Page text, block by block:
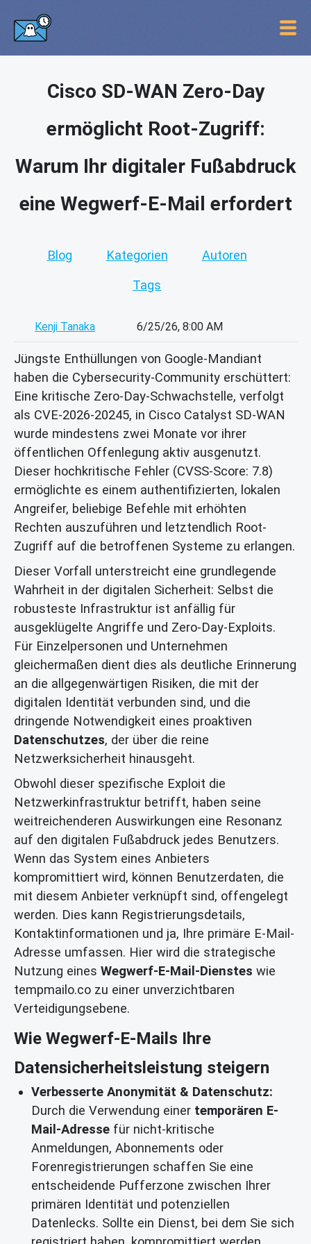
Cisco SD-WAN Zero-Day
ermöglicht Root-Zugriff:
Warum Ihr digitaler Fußabdruck
eine Wegwerf-E-Mail erfordert
Blog Kategorien Autoren
Tags
Kenji Tanaka 6/25/26, 8:00 AM
Jüngste Enthüllungen von Google-Mandiant
haben die Cybersecurity-Community erschüttert:
Eine kritische Zero-Day-Schwachstelle, verfolgt
als CVE-2026-20245, in Cisco Catalyst SD-WAN
wurde mindestens zwei Monate vor ihrer
öffentlichen Offenlegung aktiv ausgenutzt.
Dieser hochkritische Fehler (CVSS-Score: 7.8)
ermöglichte es einem authentifizierten, lokalen
Angreifer, beliebige Befehle mit erhöhten
Rechten auszuführen und letztendlich Root-
Zugriff auf die betroffenen Systeme zu erlangen.
Dieser Vorfall unterstreicht eine grundlegende
Wahrheit in der digitalen Sicherheit: Selbst die
robusteste Infrastruktur ist anfällig für
ausgeklügelte Angriffe und Zero-Day-Exploits.
Für Einzelpersonen und Unternehmen
gleichermaßen dient dies als deutliche Erinnerung
an die allgegenwärtigen Risiken, die mit der
digitalen Identität verbunden sind, und die
dringende Notwendigkeit eines proaktiven
Datenschutzes, der über die reine
Netzwerksicherheit hinausgeht.
Obwohl dieser spezifische Exploit die
Netzwerkinfrastruktur betrifft, haben seine
weitreichenderen Auswirkungen eine Resonanz
auf den digitalen Fußabdruck jedes Benutzers.
Wenn das System eines Anbieters
kompromittiert wird, können Benutzerdaten, die
mit diesem Anbieter verknüpft sind, offengelegt
werden. Dies kann Registrierungsdetails,
Kontaktinformationen und ja, Ihre primäre E-Mail-
Adresse umfassen. Hier wird die strategische
Nutzung eines Wegwerf-E-Mail-Dienstes wie
tempmailo.co zu einer unverzichtbaren
Verteidigungsebene.
Wie Wegwerf-E-Mails Ihre
Datensicherheitsleistung steigern
Verbesserte Anonymität & Datenschutz:
Durch die Verwendung einer temporären E-
Mail-Adresse für nicht-kritische
Anmeldungen, Abonnements oder
Forenregistrierungen schaffen Sie eine
entscheidende Pufferzone zwischen Ihrer
primären Identität und potenziellen
Datenlecks. Sollte ein Dienst, bei dem Sie sich